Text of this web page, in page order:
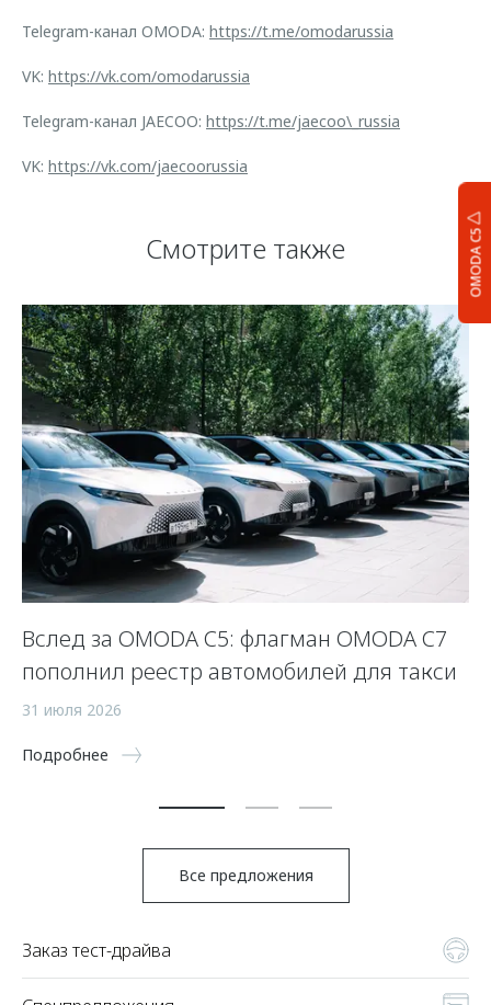
OMODA C5
Telegram-канал OMODA: https://t.me/omodarussia
VK: https://vk.com/omodarussia
Telegram-канал JAECOO: https://t.me/jaecoo\_russia
VK: https://vk.com/jaecoorussia
Смотрите также
Вслед за OMODA C5: флагман OMODA C7
пополнил реестр автомобилей для такси
31 июля 2026
Подробнее
Все предложения
Заказ тест-драйва